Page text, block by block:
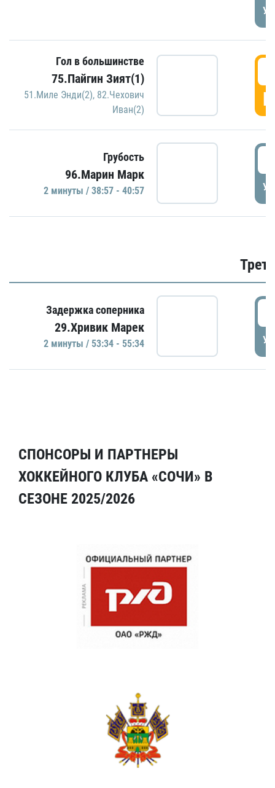
Гол в большинстве
75.Пайгин Зият(1)
51.Миле Энди(2), 82.Чехович
Иван(2)
Грубость
96.Марин Марк
2 минуты / 38:57 - 40:57
Задержка соперника
29.Хривик Марек
2 минуты / 53:34 - 55:34
СПОНСОРЫ И ПАРТНЕРЫ
ХОККЕЙНОГО КЛУБА «СОЧИ» В
СЕЗОНЕ 2025/2026